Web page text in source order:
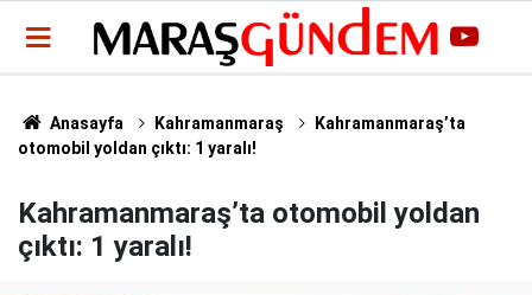
Anasayfa Kahramanmaraş
Kahramanmaraş’ta
otomobil yoldan çıktı: 1 yaralı!
Kahramanmaraş’ta otomobil yoldan
çıktı: 1 yaralı!